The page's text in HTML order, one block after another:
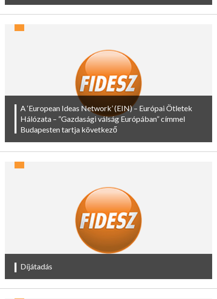
A ‘European Ideas Network’ (EIN) – Európai Ötletek
Hálózata – ”Gazdasági válság Európában” címmel
Budapesten tartja következő
Díjátadás